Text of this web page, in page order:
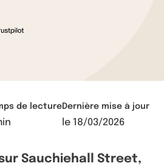
de lectureDernière mise à jour
le 18/03/2026
Sauchiehall Street,